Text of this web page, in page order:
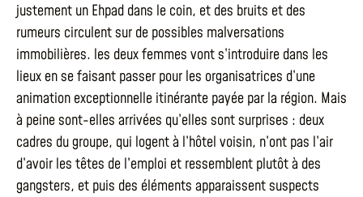
justement un Ehpad dans le coin, et des bruits et des
rumeurs circulent sur de possibles malversations
immobilières. les deux femmes vont s’introduire dans les
lieux en se faisant passer pour les organisatrices d’une
animation exceptionnelle itinérante payée par la région. Mais
à peine sont-elles arrivées qu’elles sont surprises : deux
cadres du groupe, qui logent à l’hôtel voisin, n’ont pas l’air
d’avoir les têtes de l’emploi et ressemblent plutôt à des
gangsters, et puis des éléments apparaissent suspects